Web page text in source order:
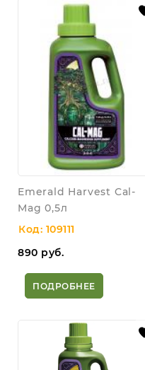
Emerald Harvest Cal-
Mag 0,5л
Код: 109111
890 руб.
ПОДРОБНЕЕ